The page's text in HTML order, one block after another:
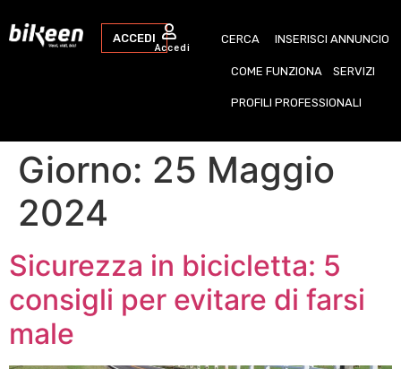
ACCEDI
Accedi
CERCA INSERISCI ANNUNCIO
COME FUNZIONA SERVIZI
PROFILI PROFESSIONALI
Giorno: 25 Maggio
2024
Sicurezza in bicicletta: 5
consigli per evitare di farsi
male